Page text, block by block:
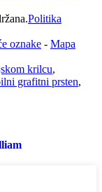
Politika
oznake - Mapa
krilcu,
grafitni prsten,